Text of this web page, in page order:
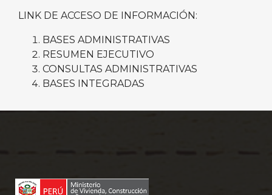
LINK DE ACCESO DE INFORMACIÓN:
BASES ADMINISTRATIVAS
RESUMEN EJECUTIVO
CONSULTAS ADMINISTRATIVAS
BASES INTEGRADAS